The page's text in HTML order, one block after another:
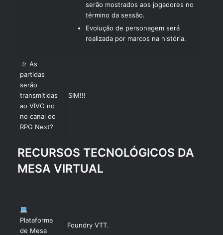
serão mostrados aos jogadores no
término da sessão.
Evolução de personagem será
realizada por marcos na história.
As
partidas
serão
transmitidas
ao VIVO no
no canal do
RPG Next?
SIM!!!
RECURSOS TECNOLÓGICOS DA
MESA VIRTUAL
Plataforma
de Mesa
Foundry VTT.